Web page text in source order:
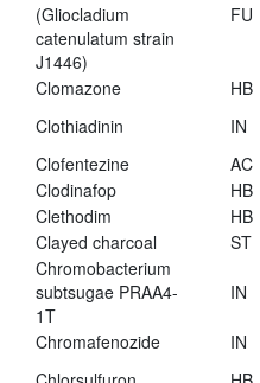
(Gliocladium
catenulatum strain
J1446)
FU
Clomazone HB
Clothiadinin
IN
Clofentezine
AC
Clodinafop
HB
Clethodim
HB
Clayed charcoal
ST
Chromobacterium
subtsugae PRAA4-
1T
IN
Chromafenozide IN